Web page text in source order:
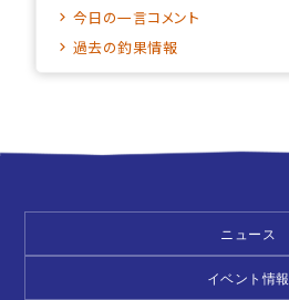
今日の一言コメント
過去の釣果情報
ニュース
イベント情報